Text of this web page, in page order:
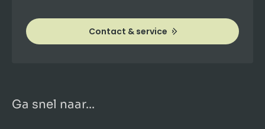
Contact & service
Ga snel naar...